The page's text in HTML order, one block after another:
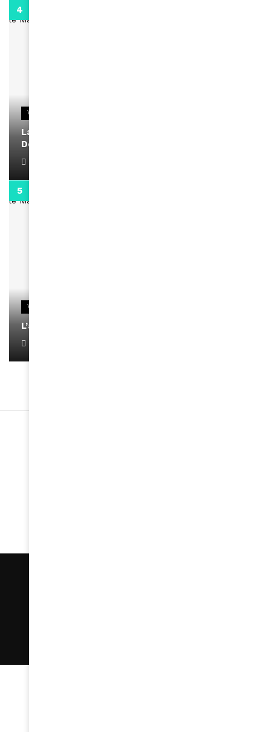
VIDEOS
La rubrique santé speciale coronavirus du
Docteur Makanda
VIDEOS
L’artiste Yoan s’exprime